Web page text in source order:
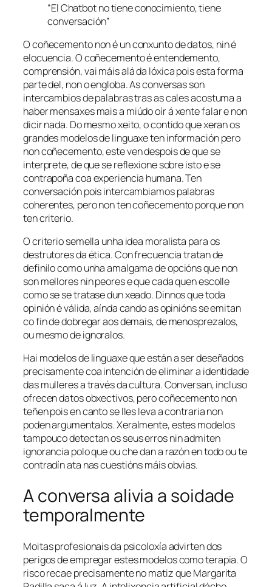
“El Chatbot no tiene conocimiento, tiene
conversación”
O coñecemento non é un conxunto de datos, nin é
elocuencia. O coñecemento é entendemento,
comprensión, vai máis alá da lóxica pois esta forma
parte del, non o engloba. As conversas son
intercambios de palabras tras as cales acostuma a
haber mensaxes mais a miúdo oír á xente falar e non
dicir nada. Do mesmo xeito, o contido que xeran os
grandes modelos de linguaxe ten información pero
non coñecemento, este ven despois de que se
interprete, de que se reflexione sobre isto e se
contrapoña coa experiencia humana. Ten
conversación pois intercambiamos palabras
coherentes, pero non ten coñecemento porque non
ten criterio.
O criterio semella unha idea moralista para os
destrutores da ética. Con frecuencia tratan de
definilo como unha amalgama de opcións que non
son mellores nin peores e que cada quen escolle
como se se tratase dun xeado. Dinnos que toda
opinión é válida, aínda cando as opinións se emitan
co fin de dobregar aos demais, de menosprezalos,
ou mesmo de ignoralos.
Hai modelos de linguaxe que están a ser deseñados
precisamente coa intención de eliminar a identidade
das mulleres a través da cultura. Conversan, incluso
ofrecen datos obxectivos, pero coñecemento non
teñen pois en canto se lles leva a contraria non
poden argumentalos. Xeralmente, estes modelos
tampouco detectan os seus erros nin admiten
ignorancia polo que ou che dan a razón en todo ou te
contradín ata nas cuestións máis obvias.
A conversa alivia a soidade
temporalmente
Moitas profesionais da psicoloxía advirten dos
perigos de empregar estes modelos como terapia. O
risco recae precisamente no matiz que Margarita